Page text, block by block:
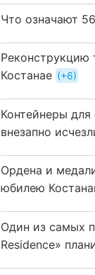
Что означают
Реконструкцию
Костанае
+6
Контейнеры
внезапно
Ордена и
юбилею
Один из самых
Residence»